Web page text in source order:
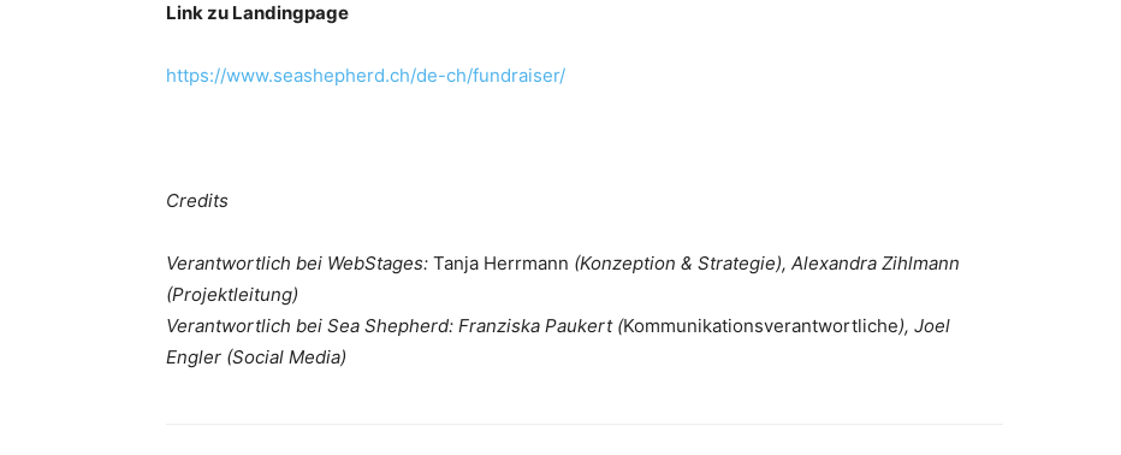
Link zu Landingpage
https://www.seashepherd.ch/de-ch/fundraiser/
Credits
Verantwortlich bei WebStages: Tanja Herrmann (Konzeption & Strategie), Alexandra Zihlmann
(Projektleitung)
Verantwortlich bei Sea Shepherd: Franziska Paukert (Kommunikationsverantwortliche), Joel
Engler (Social Media)